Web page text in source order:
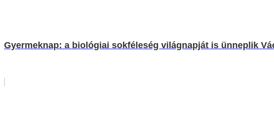
Gyermeknap: a biológiai sokféleség világnapját is ünneplik